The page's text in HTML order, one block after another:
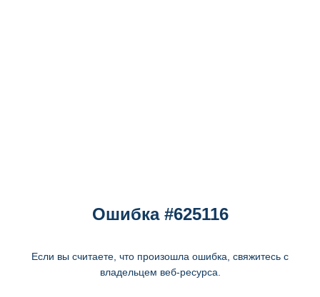
Ошибка #625116
Если вы считаете, что произошла ошибка, свяжитесь с
владельцем веб-ресурса.